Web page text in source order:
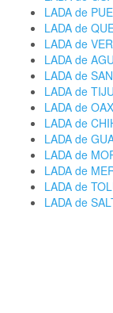
LADA de
LADA de
LADA de
LADA de
LADA de
LADA de
LADA de
LADA de
LADA de
LADA de
LADA de
LADA de
LADA de